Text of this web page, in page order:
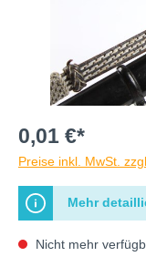
0,01 €*
Preise inkl. MwSt.
Mehr
Nicht mehr